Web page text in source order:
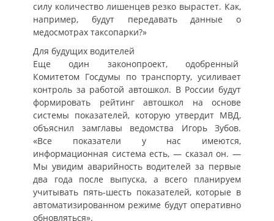
силу количество лишенцев резко вырастет. Как,
например, будут передавать данные о
медосмотрах таксопарки?»
Для будущих водителей
Еще один законопроект, одобренный
Комитетом Госдумы по транспорту, усиливает
контроль за работой автошкол. В России будут
формировать рейтинг автошкол на основе
системы показателей, которую утвердит МВД,
объяснил замглавы ведомства Игорь Зубов.
«Все показатели у нас имеются,
информационная система есть, — сказал он. —
Мы увидим аварийность водителей за первые
два года после выпуска, а всего планируем
учитывать пять-шесть показателей, которые в
автоматизированном режиме будут оперативно
обновляться».